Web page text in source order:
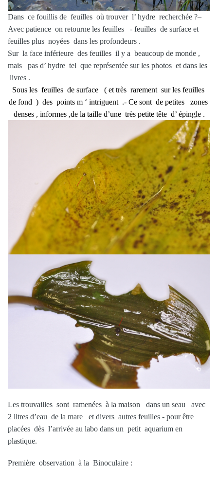
Dans ce fouillis de feuilles où trouver l’ hydre recherchée ?–
Avec patience on retourne les feuilles - feuilles de surface et
feuilles plus noyées dans les profondeurs .
Sur la face inférieure des feuilles il y a beaucoup de monde ,
mais pas d’ hydre tel que représentée sur les photos et dans les
livres .
Sous les feuilles de surface ( et très rarement sur les feuilles
de fond ) des points m ‘ intriguent .- Ce sont de petites zones
denses , informes ,de la taille d’une très petite tête d’ épingle .
Les trouvailles sont ramenées à la maison dans un seau avec
2 litres d’eau de la mare et divers autres feuilles - pour être
placées dès l’arrivée au labo dans un petit aquarium en
plastique.
Première observation à la Binoculaire :